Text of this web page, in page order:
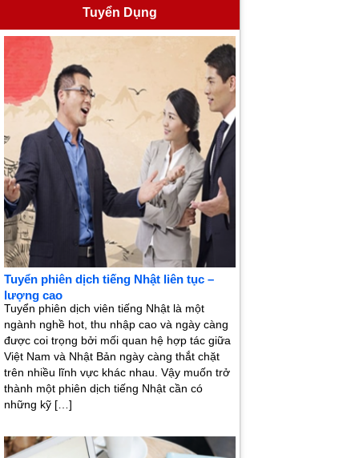
Tuyển Dụng
Tuyển phiên dịch tiếng Nhật liên tục –
lượng cao
Tuyển phiên dịch viên tiếng Nhật là một
ngành nghề hot, thu nhập cao và ngày càng
được coi trọng bởi mối quan hệ hợp tác giữa
Việt Nam và Nhật Bản ngày càng thắt chặt
trên nhiều lĩnh vực khác nhau. Vậy muốn trở
thành một phiên dịch tiếng Nhật cần có
những kỹ […]